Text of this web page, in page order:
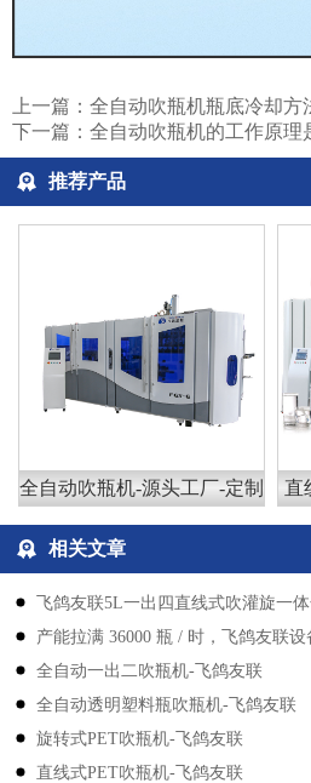
上一篇： 全自动吹瓶机瓶底冷却方
下一篇： 全自动吹瓶机的工作原理
推荐产品
全自动吹瓶机-源头工厂-定制 直
相关文章
飞鸽友联5L一出四直线式吹灌旋一
认可
产能拉满 36000 瓶 / 时，飞鸽友联
​​全自动一出二吹瓶机-飞鸽友联
全自动透明塑料瓶吹瓶机-飞鸽友联
旋转式PET吹瓶机-飞鸽友联
直线式PET吹瓶机-飞鸽友联